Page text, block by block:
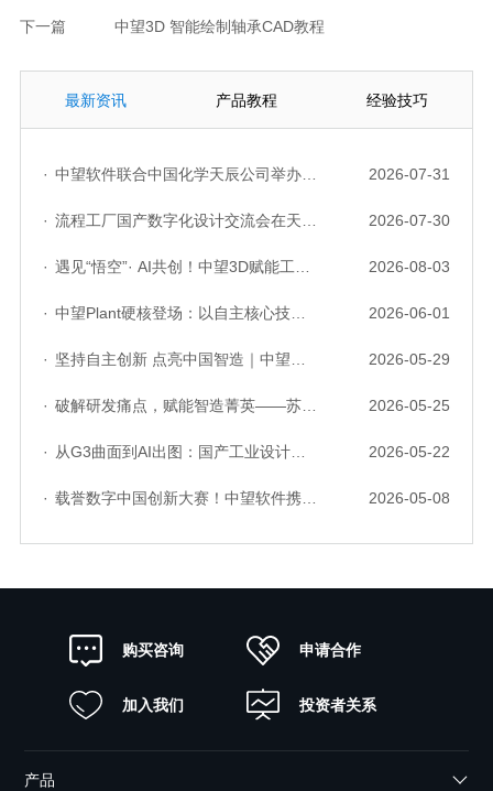
下一篇 中望3D 智能绘制轴承CAD教程
最新资讯 产品教程 经验技巧
· 中望软件联合中国化学天辰公司举办“走进标杆企业”研讨会，共探流程工业数字化创新实践 2026-07-31
· 流程工厂国产数字化设计交流会在天津召开，中望自主CAD底座助力行业数字化转型实践获广泛关注 2026-07-30
· 遇见“悟空”· AI共创！中望3D赋能工业设计国产化与AI创新升级 2026-08-03
· 中望Plant硬核登场：以自主核心技术，破解流程工业数据一致性与协同困境 2026-06-01
· 坚持自主创新 点亮中国智造｜中望软件亮相第十届中国网络版权保护与发展大会 2026-05-29
· 破解研发痛点，赋能智造菁英——苏州研发菁英 CTO 成长营暨高级人才认证启动会圆满落幕 2026-05-25
· 从G3曲面到AI出图：国产工业设计软件的硬实力到底怎么样了？ 2026-05-22
· 载誉数字中国创新大赛！中望软件携手三家伙伴，斩获信创赛道多项大奖 2026-05-08
购买咨询 申请合作
加入我们 投资者关系
产品